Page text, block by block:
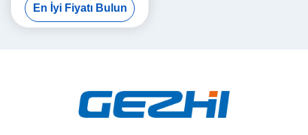
En İyi Fiyatı Bulun